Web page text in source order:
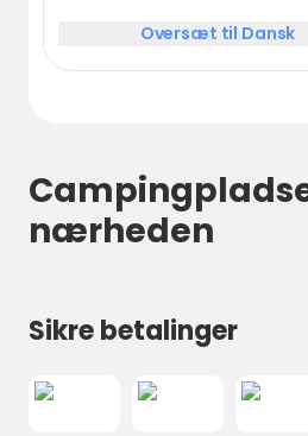
preislich mit über 32,-€
preiswerteste. Da jedoch
Oversæt til Dansk
nærheden
Sikre betalinger